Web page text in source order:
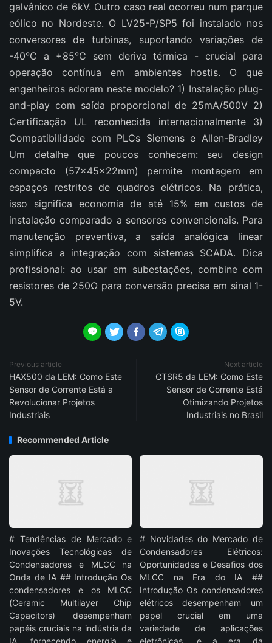
galvânico de 6kV. Outro caso real ocorreu num parque
eólico no Nordeste. O LV25-P/SP5 foi instalado nos
conversores de turbinas, suportando variações de
-40°C a +85°C sem deriva térmica - crucial para
operação contínua em ambientes hostis. O que
engenheiros adoram neste modelo? 1) Instalação plug-
and-play com saída proporcional de 25mA/500V 2)
Certificação UL reconhecida internacionalmente 3)
Compatibilidade com PLCs Siemens e Allen-Bradley
Um detalhe que poucos conhecem: seu design
compacto (57x45x22mm) permite montagem em
espaços restritos de quadros elétricos. Na prática,
isso significa economia de até 15% em custos de
instalação comparado a sensores convencionais. Para
manutenção preventiva, a saída analógica linear
simplifica a integração com sistemas SCADA. Dica
profissional: ao usar em subestações, combine com
resistores de 250Ω para conversão precisa em sinal 1-
5V.
    
Previous article
HAX500 da LEM: Como Este
Sensor de Corrente Está a
Revolucionar Projetos
Industriais
Next article
CTSR5 da LEM: Como Este
Sensor de Corrente Está
Otimizando Projetos
Industriais no Brasil
Recommended Article
# Tendências de Mercado e
Inovações Tecnológicas de
Condensadores e MLCC na
Onda de IA ## Introdução Os
condensadores e os MLCC
(Ceramic Multilayer Chip
Capacitors) desempenham
papéis cruciais na indústria da
# Novidades do Mercado de
Condensadores Elétricos:
Oportunidades e Desafios dos
MLCC na Era do IA ##
Introdução Os condensadores
elétricos desempenham um
papel crucial em uma
variedade de aplicações